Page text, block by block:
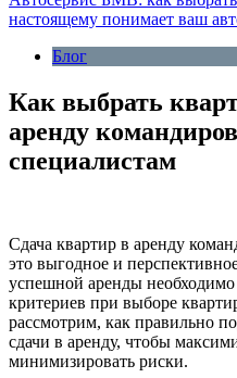
настоящему понимает ваш
Блог
Как выбрать
аренду
специалистам
Сдача квартир в аренду
это выгодное и
успешной аренды необходимо
критериев при выборе
рассмотрим, как правильно
сдачи в аренду, чтобы
минимизировать риски.